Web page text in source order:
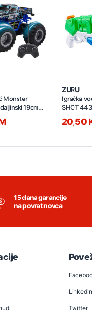
Monster
19cm
ZURU
Igračka
SHOT
20,50
15 dana garancije
na povrat novca
Linkedin
Twitter